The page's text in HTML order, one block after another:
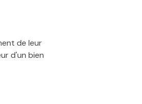
de leur
d'un bien